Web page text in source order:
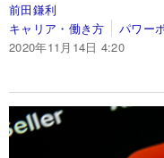
前田鎌利
キャリア・働き方
パワー
2020年11月14日 4:20